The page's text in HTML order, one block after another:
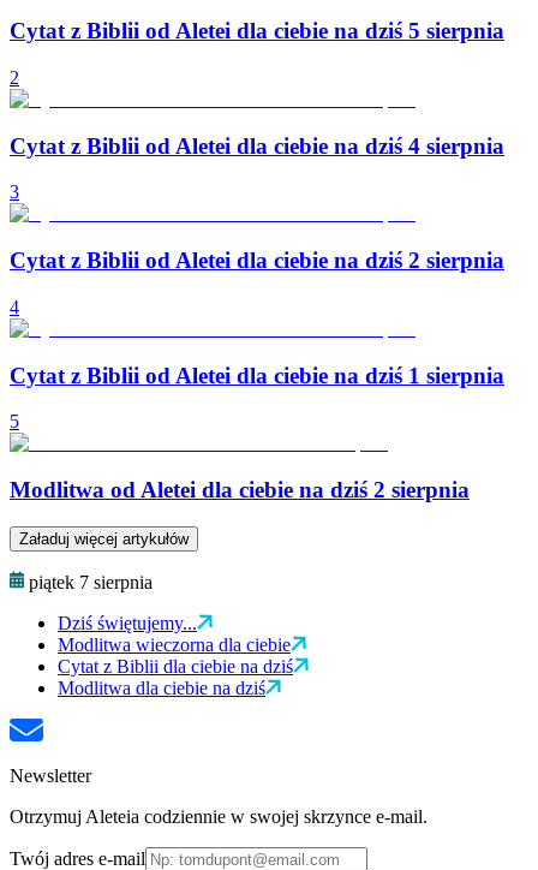
Cytat z Biblii od Aletei dla ciebie na dziś 5 sierpnia
2
Cytat z Biblii od Aletei dla ciebie na dziś 4 sierpnia
3
Cytat z Biblii od Aletei dla ciebie na dziś 2 sierpnia
4
Cytat z Biblii od Aletei dla ciebie na dziś 1 sierpnia
5
Modlitwa od Aletei dla ciebie na dziś 2 sierpnia
Załaduj więcej artykułów
piątek 7 sierpnia
Dziś świętujemy...
Modlitwa wieczorna dla ciebie
Cytat z Biblii dla ciebie na dziś
Modlitwa dla ciebie na dziś
Newsletter
Otrzymuj Aleteia codziennie w swojej skrzynce e-mail.
Twój adres e-mail